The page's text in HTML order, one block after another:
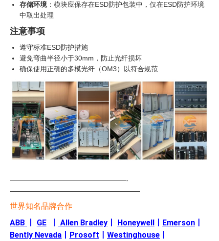
存储环境 ：模块应保存在ESD防护包装中，仅在ESD防护环境
中取出处理
注意事项
遵守标准ESD防护措施
避免弯曲半径小于30mm，防止光纤损坏
确保使用正确的多模光纤（OM3）以符合规范
—————————————————-
———————————————————
世界知名品牌合作
ABB GE Allen Bradley Honeywell Emerson
Bently Nevada
Prosoft Westinghouse